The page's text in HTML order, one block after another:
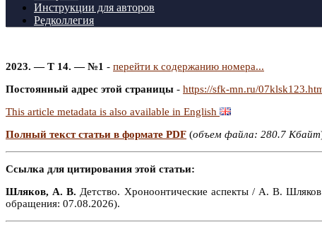
Инструкции для авторов
Редколлегия
2023. — Т 14. — №1 - перейти к содержанию номера...
Постоянный адрес этой страницы - https://sfk-mn.ru/
This article metadata is also available in English
Полный текст статьи в формате PDF (объем файла: 280.7 Кбайт
Ссылка для цитирования этой статьи:
Шляков, А. В. Детство. Хроноонтические аспекты / А. В.
обращения: 07.08.2026).